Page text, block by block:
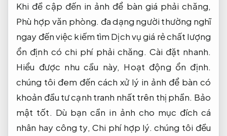
Khi đề cập đến in ảnh để bàn giá phải chăng,
Phù hợp văn phòng. đa dạng người thường nghĩ
ngay đến việc kiếm tìm Dịch vụ giá rẻ chất lượng
ổn định có chi phí phải chăng. Cài đặt nhanh.
Hiểu được nhu cầu này, Hoạt động ổn định.
chúng tôi đem đến cách xử lý in ảnh để bàn có
khoản đầu tư cạnh tranh nhất trên thị phần. Bảo
mật tốt. Dù bạn cần in ảnh cho mục đích cá
nhân hay công ty,Chi phí hợp lý. chúng tôi đều